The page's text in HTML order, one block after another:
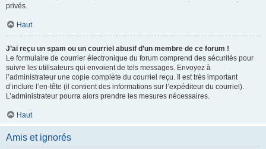
privés.
Haut
J’ai reçu un spam ou un courriel abusif d’un membre de ce forum !
Le formulaire de courrier électronique du forum comprend des sécurités pour
suivre les utilisateurs qui envoient de tels messages. Envoyez à
l’administrateur une copie complète du courriel reçu. Il est très important
d’inclure l’en-tête (il contient des informations sur l’expéditeur du courriel).
L’administrateur pourra alors prendre les mesures nécessaires.
Haut
Amis et ignorés